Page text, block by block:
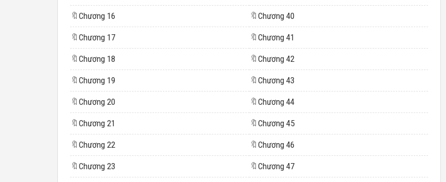
🔖 Chương 16
🔖 Chương 17
🔖 Chương 18
🔖 Chương 19
🔖 Chương 20
🔖 Chương 21
🔖 Chương 22
🔖 Chương 23
🔖 Chương 40
🔖 Chương 41
🔖 Chương 42
🔖 Chương 43
🔖 Chương 44
🔖 Chương 45
🔖 Chương 46
🔖 Chương 47